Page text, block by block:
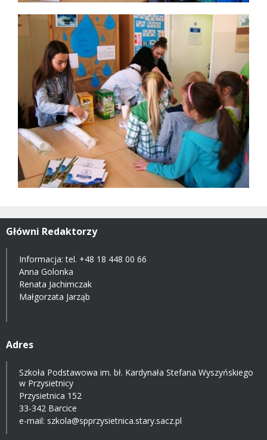
Główni Redaktorzy
Informacja: tel. +48 18 448 00 66
Anna Golonka
Renata Jachimczak
Małgorzata Jarząb
Adres
Szkoła Podstawowa im. bł. Kardynała Stefana Wyszyńskiego
w Przysietnicy
Przysietnica 152
33-342 Barcice
e-mail: szkola@spprzysietnica.stary.sacz.pl